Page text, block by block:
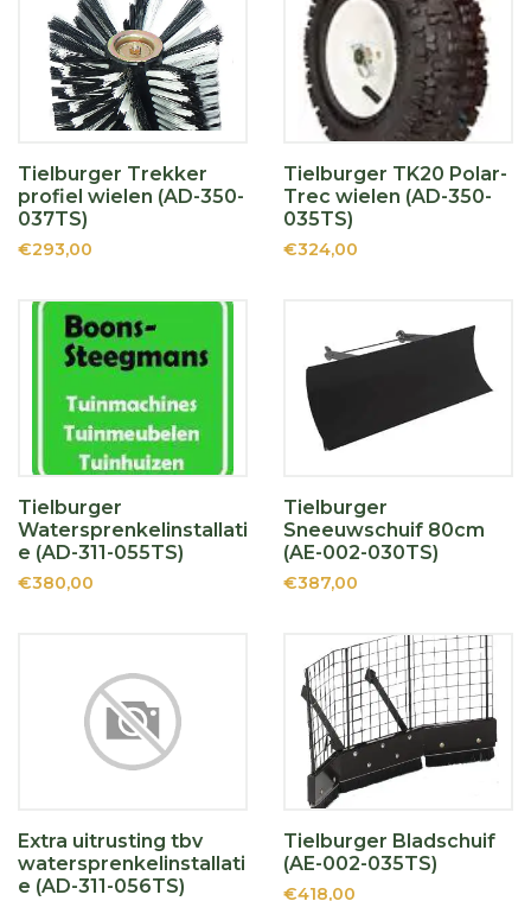
Tielburger Trekker
profiel wielen (AD-350-
037TS)
€293,00
Tielburger TK20 Polar-
Trec wielen (AD-350-
035TS)
€324,00
Tielburger
Watersprenkelinstallati
e (AD-311-055TS)
€380,00
Tielburger
Sneeuwschuif 80cm
(AE-002-030TS)
€387,00
Extra uitrusting tbv
watersprenkelinstallati
e (AD-311-056TS)
Tielburger Bladschuif
(AE-002-035TS)
€418,00